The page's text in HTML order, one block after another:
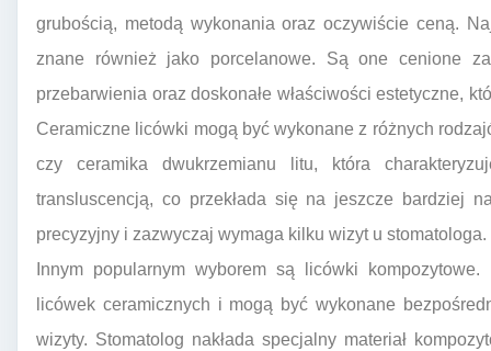
grubością, metodą wykonania oraz oczywiście ceną.
znane również jako porcelanowe. Są one cenione
przebarwienia oraz doskonałe właściwości estetyczne,
Ceramiczne licówki mogą być wykonane z różnych
czy ceramika dwukrzemianu litu, która
transluscencją, co przekłada się na jeszcze bardziej
precyzyjny i zazwyczaj wymaga kilku wizyt u stomatologa.
Innym popularnym wyborem są licówki
licówek ceramicznych i mogą być wykonane
wizyty. Stomatolog nakłada specjalny materiał